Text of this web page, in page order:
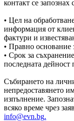
контакт се
• Цел на
информация от
фактури и
• Правно основание
• Срок за
последната
Събирането на
непредоставянето
изпълнение.
всяко време чрез
info@evn.bg.